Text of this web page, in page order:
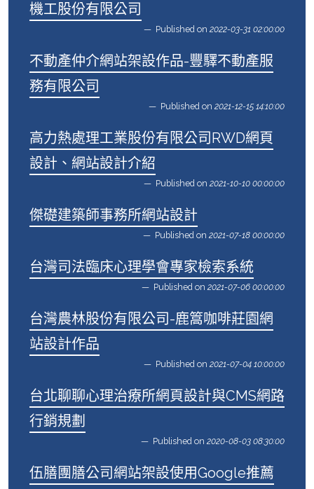
機工股份有限公司
Published on 2022-03-31 02:00:00
不動產仲介網站架設作品-豐驛不動產服
務有限公司
Published on 2021-12-15 14:10:00
高力熱處理工業股份有限公司RWD網頁
設計、網站設計介紹
Published on 2021-10-10 00:00:00
傑礎建築師事務所網站設計
Published on 2021-07-18 00:00:00
台灣司法臨床心理學會專家檢索系統
Published on 2021-07-06 00:00:00
台灣農林股份有限公司-鹿篙咖啡莊園網
站設計作品
Published on 2021-07-04 10:00:00
台北聊聊心理治療所網頁設計與CMS網路
行銷規劃
Published on 2020-08-03 08:30:00
伍膳團膳公司網站架設使用Google推薦